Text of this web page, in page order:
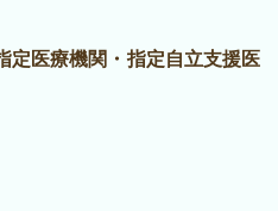
定医療機関・指定自立支援医